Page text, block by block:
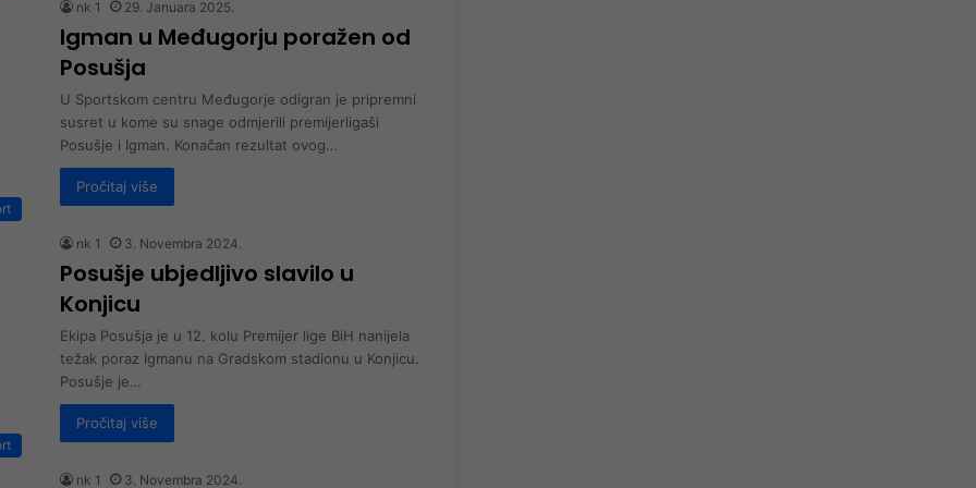
nk 1 29. Januara 2025.
Igman u Međugorju poražen od
Posušja
U Sportskom centru Međugorje odigran je pripremni
susret u kome su snage odmjerili premijerligaši
Posušje i Igman. Konačan rezultat ovog…
Pročitaj više
nk 1 3. Novembra 2024.
Posušje ubjedljivo slavilo u
Konjicu
Ekipa Posušja je u 12. kolu Premijer lige BiH nanijela
težak poraz Igmanu na Gradskom stadionu u Konjicu.
Posušje je…
Pročitaj više
nk 1 3. Novembra 2024.